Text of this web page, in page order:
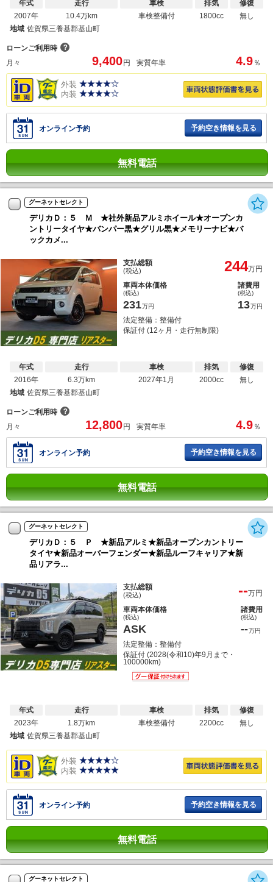
年式
2007年
走行
10.4万km
車検
車検整備付
排気
1800cc
修復
無し
地域 佐賀県三養基郡基山町
ローンご利用時 ？
月々
9,400円 実質年率 4.9 ％
外装
内装
オンライン予約 予約空き情報を見る
無料電話
グーネットセレクト
デリカＤ：５ Ｍ ★社外新品アルミホイール★オープンカ
ントリータイヤ★バンパー黒★グリル黒★メモリーナビ★バ
ックカメ...
支払総額
(税込) 244万円
車両本体価格
(税込)
231万円
諸費用
(税込)
13万円
法定整備：整備付
保証付 (12ヶ月・走行無制限)
年式
2016年
走行
6.3万km
車検
2027年1月
排気
2000cc
修復
無し
地域 佐賀県三養基郡基山町
ローンご利用時 ？
月々
12,800円 実質年率 4.9 ％
オンライン予約 予約空き情報を見る
無料電話
グーネットセレクト
デリカＤ：５ Ｐ ★新品アルミ★新品オープンカントリー
タイヤ★新品オーバーフェンダー★新品ルーフキャリア★新
品リアラ...
支払総額
(税込) --万円
車両本体価格
(税込)
ASK
諸費用
(税込)
--万円
法定整備：整備付
保証付 (2028(令和10)年9月まで・
100000km)
年式
2023年
走行
1.8万km
車検
車検整備付
排気
2200cc
修復
無し
地域 佐賀県三養基郡基山町
外装
内装
オンライン予約 予約空き情報を見る
無料電話
グーネットセレクト